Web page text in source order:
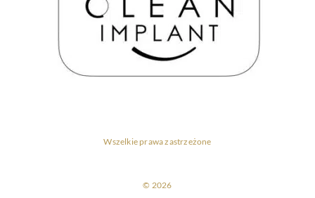
Wszelkie prawa zastrzeżone
© 2026